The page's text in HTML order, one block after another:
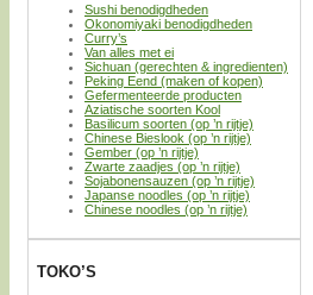
Sushi benodigdheden
Okonomiyaki benodigdheden
Curry’s
Van alles met ei
Sichuan (gerechten & ingredienten)
Peking Eend (maken of kopen)
Gefermenteerde producten
Aziatische soorten Kool
Basilicum soorten (op ’n rijtje)
Chinese Bieslook (op ’n rijtje)
Gember (op ’n rijtje)
Zwarte zaadjes (op ’n rijtje)
Sojabonensauzen (op ’n rijtje)
Japanse noodles (op ’n rijtje)
Chinese noodles (op ’n rijtje)
TOKO’S